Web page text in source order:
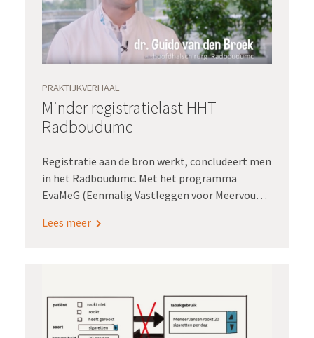
PRAKTIJKVERHAAL
Minder registratielast HHT -
Radboudumc
Registratie aan de bron werkt, concludeert men
in het Radboudumc. Met het programma
EvaMeG (Eenmalig Vastleggen voor Meervoudig
vastgelegd in het epd. ‘Met die data, daarmee
benadrukken.
Lees meer